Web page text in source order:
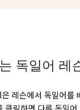
독일어 레
레슨에서 독일어를